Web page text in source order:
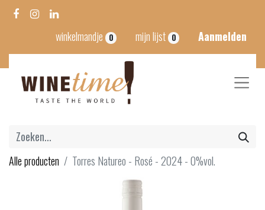
winkelmandje 0 mijn lijst 0 Aanmelden
Alle producten Torres Natureo - Rosé - 2024 - 0%vol.